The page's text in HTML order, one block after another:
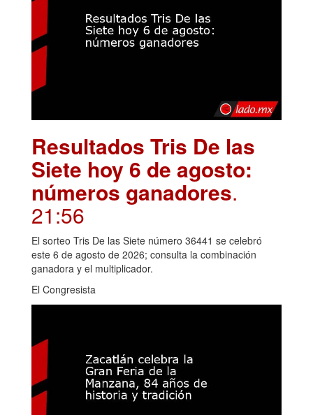
Resultados Tris De las
Siete hoy 6 de agosto:
números ganadores.
21:56
El sorteo Tris De las Siete número 36441 se celebró
este 6 de agosto de 2026; consulta la combinación
ganadora y el multiplicador.
El Congresista